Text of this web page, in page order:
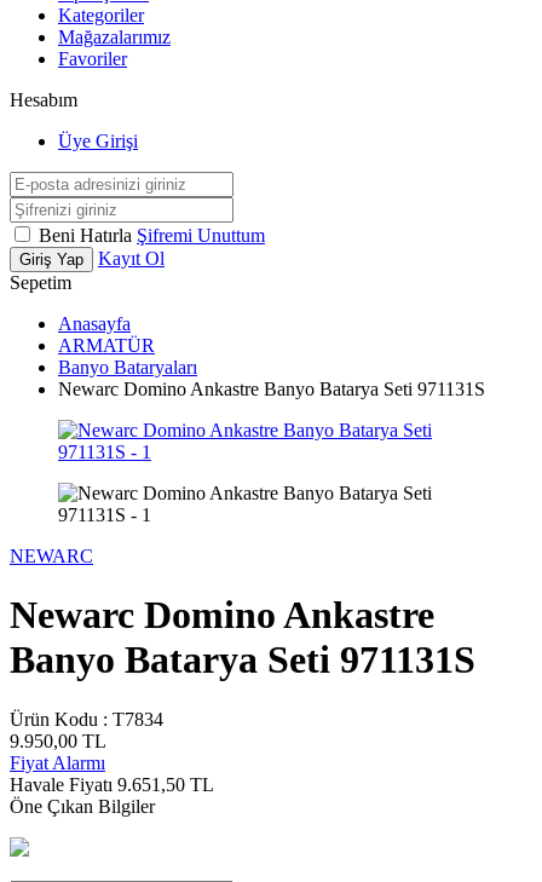
Kategoriler
Mağazalarımız
Favoriler
Hesabım
Üye Girişi
Beni Hatırla Şifremi Unuttum
Giriş Yap
Kayıt Ol
Sepetim
Anasayfa
ARMATÜR
Banyo Bataryaları
Newarc Domino Ankastre Banyo Batarya Seti 971131S
NEWARC
Newarc Domino Ankastre
Banyo Batarya Seti 971131S
Ürün Kodu : T7834
9.950,00 TL
Fiyat Alarmı
Havale Fiyatı 9.651,50 TL
Öne Çıkan Bilgiler